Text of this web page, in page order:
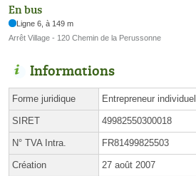
En bus
Ligne 6, à 149 m
Arrêt Village - 120 Chemin de la Perussonne
Informations
Forme juridique Entrepreneur individuel
SIRET 49982550300018
N° TVA Intra. FR81499825503
Création 27 août 2007